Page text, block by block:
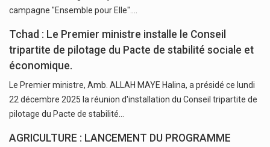
campagne "Ensemble pour Elle".…
Tchad : Le Premier ministre installe le Conseil
tripartite de pilotage du Pacte de stabilité sociale et
économique.
Le Premier ministre, Amb. ALLAH MAYE Halina, a présidé ce lundi
22 décembre 2025 la réunion d'installation du Conseil tripartite de
pilotage du Pacte de stabilité…
AGRICULTURE : LANCEMENT DU PROGRAMME